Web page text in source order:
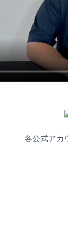
各公式アカ